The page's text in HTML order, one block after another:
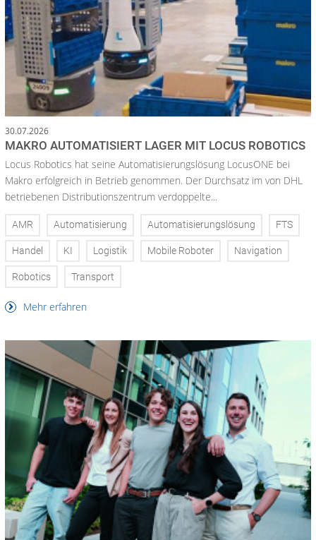
30.07.2026
MAKRO AUTOMATISIERT LAGER MIT LOCUS ROBOTICS
Locus Robotics hat seine Automatisierungslösung LocusONE bei
Makro erfolgreich in Betrieb genommen. Der Durchsatz im von DHL
betriebenen Distributionszentrum verdoppelte...
AMR Automatisierung Automatisierungslösung FTS
Handel KI Logistik Mobile Roboter Navigation
Robotics Transport
Mehr erfahren